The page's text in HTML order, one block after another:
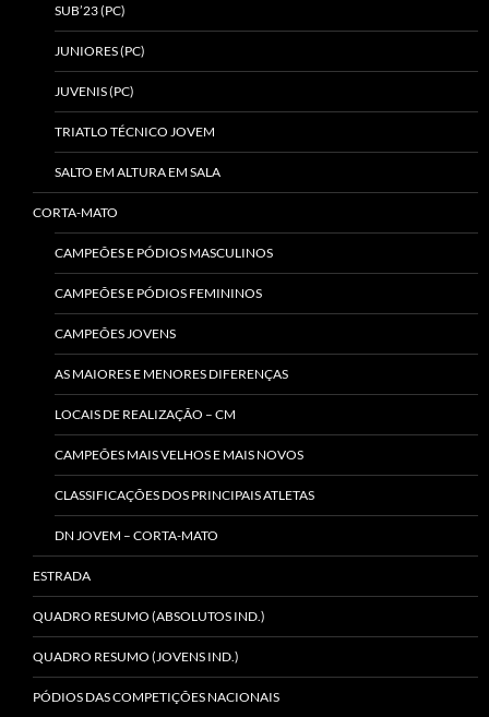
SUB’23 (PC)
JUNIORES (PC)
JUVENIS (PC)
TRIATLO TÉCNICO JOVEM
SALTO EM ALTURA EM SALA
CORTA-MATO
CAMPEÕES E PÓDIOS MASCULINOS
CAMPEÕES E PÓDIOS FEMININOS
CAMPEÕES JOVENS
AS MAIORES E MENORES DIFERENÇAS
LOCAIS DE REALIZAÇÃO – CM
CAMPEÕES MAIS VELHOS E MAIS NOVOS
CLASSIFICAÇÕES DOS PRINCIPAIS ATLETAS
DN JOVEM – CORTA-MATO
ESTRADA
QUADRO RESUMO (ABSOLUTOS IND.)
QUADRO RESUMO (JOVENS IND.)
PÓDIOS DAS COMPETIÇÕES NACIONAIS